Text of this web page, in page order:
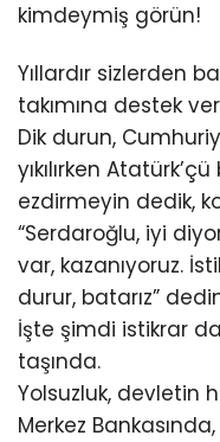
kimdeymiş görün!
Yıllardır sizlerden
takımına destek
Dik durun,
yıkılırken
ezdirmeyin dedik,
“Serdaroğlu, iyi
var, kazanıyoruz.
durur, batarız”
İşte şimdi istikrar
taşında.
Yolsuzluk, devletin
Merkez